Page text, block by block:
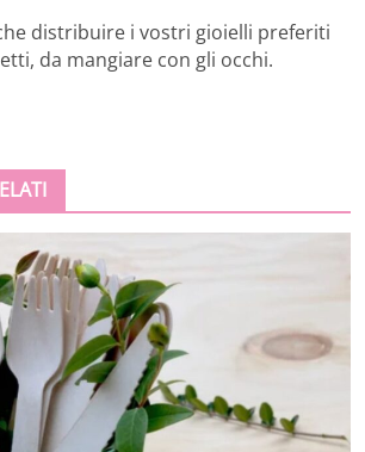
distribuire i vostri gioielli preferiti
da mangiare con gli occhi.